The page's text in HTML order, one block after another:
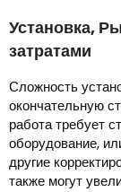
Установка,
затратами
Сложность
окончательную
работа требует
оборудование,
другие
также могут